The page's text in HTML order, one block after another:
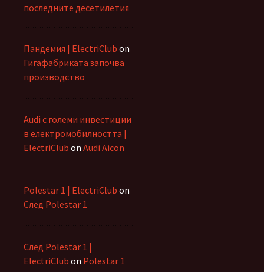
последните десетилетия
Пандемия | ElectriClub on
Гигафабриката започва
производство
Audi с големи инвестиции
в електромобилността |
ElectriClub on Audi Aicon
Polestar 1 | ElectriClub on
След Polestar 1
След Polestar 1 |
ElectriClub on Polestar 1